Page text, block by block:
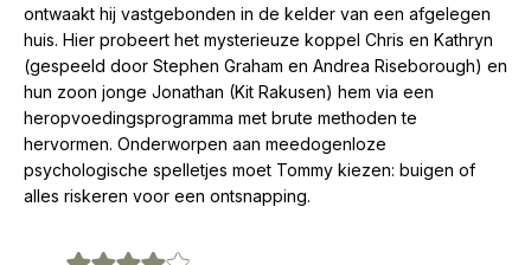
ontwaakt hij vastgebonden in de kelder van een afgelegen
huis. Hier probeert het mysterieuze koppel Chris en Kathryn
(gespeeld door Stephen Graham en Andrea Riseborough) en
hun zoon jonge Jonathan (Kit Rakusen) hem via een
heropvoedingsprogramma met brute methoden te
hervormen. Onderworpen aan meedogenloze
psychologische spelletjes moet Tommy kiezen: buigen of
alles riskeren voor een ontsnapping.